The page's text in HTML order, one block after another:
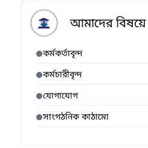
আমাদের বিষয়ে
কর্মকর্তাবৃন্দ
কর্মচারীবৃন্দ
যোগাযোগ
সাংগঠনিক কাঠামো